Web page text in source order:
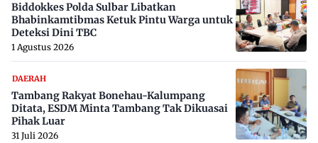
Biddokkes Polda Sulbar Libatkan
Bhabinkamtibmas Ketuk Pintu Warga untuk
Deteksi Dini TBC
1 Agustus 2026
DAERAH
Tambang Rakyat Bonehau-Kalumpang
Ditata, ESDM Minta Tambang Tak Dikuasai
Pihak Luar
31 Juli 2026